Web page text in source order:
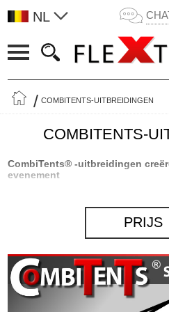
NL
COMBITENTS-UITBREIDINGEN
COMBITENTS-
CombiTents® -uitbreidingen
evenement
flexibelste partytent op de markt.
constructie van de partytent kunt u
evenement met maar weinig
veel gasten - en dit is allemaal
Met onze CombiTents® -
CombiTents® voor nog meer
PRIJS